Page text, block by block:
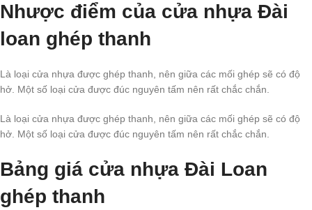
Nhược điểm của cửa nhựa Đài
loan ghép thanh
Là loại cửa nhựa được ghép thanh, nên giữa các mối ghép sẽ có độ
hở. Một số loại cửa được đúc nguyên tấm nên rất chắc chắn.
Là loại cửa nhựa được ghép thanh, nên giữa các mối ghép sẽ có độ
hở. Một số loại cửa được đúc nguyên tấm nên rất chắc chắn.
Bảng giá cửa nhựa Đài Loan
ghép thanh